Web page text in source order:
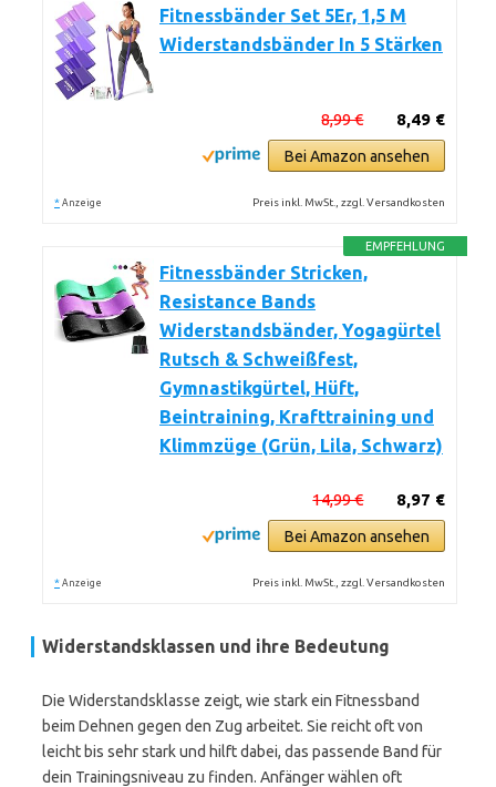
Fitnessbänder Set 5Er, 1,5 M
Widerstandsbänder In 5 Stärken
8,49 €
8,99 €
Bei Amazon ansehen
* Anzeige Preis inkl. MwSt., zzgl. Versandkosten
EMPFEHLUNG
Fitnessbänder Stricken,
Resistance Bands
Widerstandsbänder, Yogagürtel
Rutsch & Schweißfest,
Gymnastikgürtel, Hüft,
Beintraining, Krafttraining und
Klimmzüge (Grün, Lila, Schwarz)
8,97 €
14,99 €
Bei Amazon ansehen
* Anzeige Preis inkl. MwSt., zzgl. Versandkosten
Widerstandsklassen und ihre Bedeutung
Die Widerstandsklasse zeigt, wie stark ein Fitnessband
beim Dehnen gegen den Zug arbeitet. Sie reicht oft von
leicht bis sehr stark und hilft dabei, das passende Band für
dein Trainingsniveau zu finden. Anfänger wählen oft